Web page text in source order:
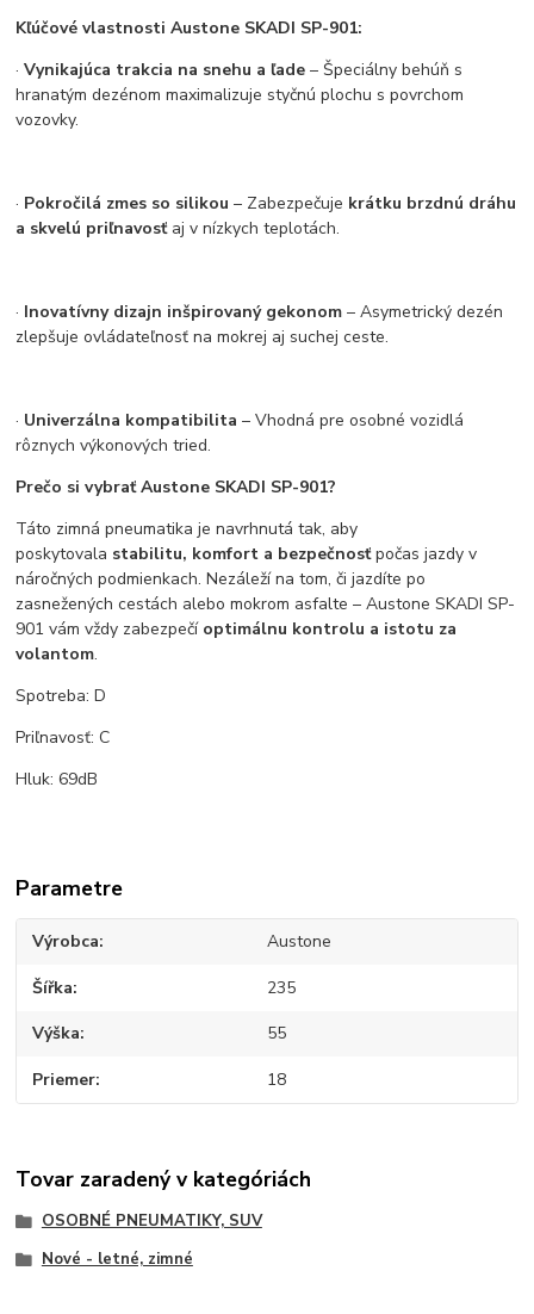
Kľúčové vlastnosti Austone SKADI SP-901:
·Vynikajúca trakcia na snehu a ľade – Špeciálny behúň s
hranatým dezénom maximalizuje styčnú plochu s povrchom
vozovky.
· Pokročilá zmes so silikou – Zabezpečuje krátku brzdnú dráhu
a skvelú priľnavosťaj v nízkych teplotách.
· Inovatívny dizajn inšpirovaný gekonom – Asymetrický dezén
zlepšuje ovládateľnosť na mokrej aj suchej ceste.
· Univerzálna kompatibilita – Vhodná pre osobné vozidlá
rôznych výkonových tried.
Prečo si vybrať Austone SKADI SP-901?
Táto zimná pneumatika je navrhnutá tak, aby
poskytovala stabilitu, komfort a bezpečnosťpočas jazdy v
náročných podmienkach. Nezáleží na tom, či jazdíte po
zasnežených cestách alebo mokrom asfalte – Austone SKADI SP-
901 vám vždy zabezpečí optimálnu kontrolu a istotu za
volantom.
Spotreba: D
Priľnavosť: C
Hluk: 69dB
Parametre
Výrobca Austone
Šířka 235
Výška 55
Priemer 18
Tovar zaradený v kategóriách
OSOBNÉ PNEUMATIKY, SUV
Nové - letné, zimné